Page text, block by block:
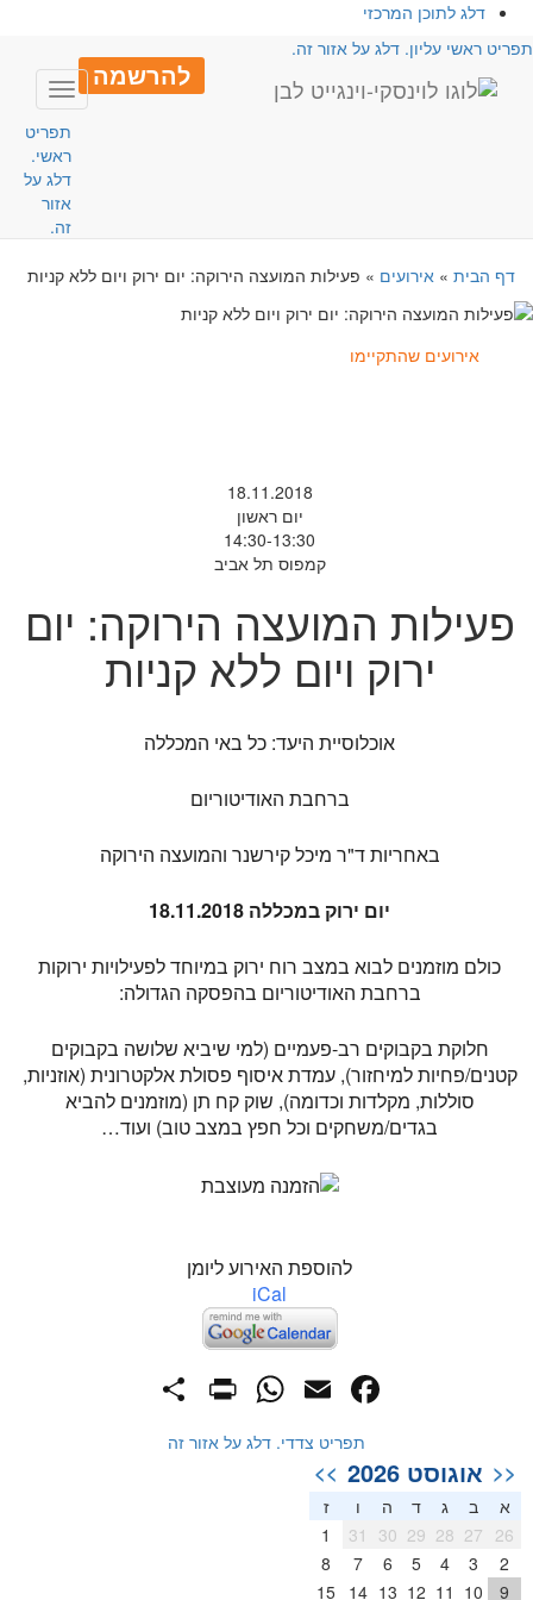
דלג לתוכן המרכזי
ראשי עליון. דלג על אזור זה.
להרשמה
Toggle
תפריט
ראשי.
דלג על
אזור
זה.
דף הבית» אירועים» פעילות המועצה הירוקה: יום ירוק ויום ללא קניות
אירועים שהתקיימו
18.11.2018
יום ראשון
14:30-13:30
קמפוס תל אביב
פעילות המועצה הירוקה: יום
ירוק ויום ללא קניות
אוכלוסיית היעד: כל באי המכללה
ברחבת האודיטוריום
באחריות ד"ר מיכל קירשנר והמועצה הירוקה
יום ירוק במכללה 18.11.2018
כולם מוזמנים לבוא במצב רוח ירוק במיוחד לפעילויות ירוקות
ברחבת האודיטוריום בהפסקה הגדולה:
חלוקת בקבוקים רב-פעמיים (למי שיביא שלושה בקבוקים
קטנים/פחיות למיחזור), עמדת איסוף פסולת אלקטרונית (אוזניות,
סוללות, מקלדות וכדומה), שוק קח תן (מוזמנים להביא
בגדים/משחקים וכל חפץ במצב טוב) ועוד…
להוספת האירוע ליומן
iCal
Facebook
Email
WhatsApp
תפריט צדדי. דלג על אזור זה
<< אוגוסט 2026 >>
א ב ג ד ה
ז
26
27
28
29
30
31
2
3
4
5
6
7
8
9
10
11
12
13
14
15